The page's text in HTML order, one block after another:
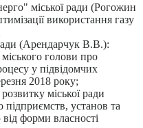
міської ради (Рогожин
використання газу
(Арендарчук В.В.):
голови про
у підвідомчих
2018 року;
міської ради
установ та
від форми власності